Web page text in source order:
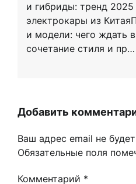
и гибриды: тренд
электрокары из
и модели: чего ждать
сочетание стиля и пр…
Добавить
Ваш адрес email не
Обязательные поля
Комментарий *